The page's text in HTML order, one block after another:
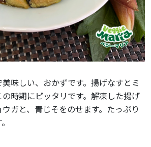
味しい、おかずです。揚げなすとミ
時期にピッタリです。解凍した揚げ
ガと、青じそをのせます。たっぷり